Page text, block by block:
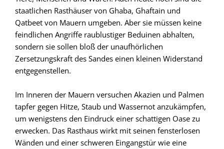
staatlichen Rasthäuser von Ghaba, Ghaftain und
Qatbeet von Mauern umgeben. Aber sie müssen keine
feindlichen Angriffe raublustiger Beduinen abhalten,
sondern sie sollen bloß der unaufhörlichen
Zersetzungskraft des Sandes einen kleinen Widerstand
entgegenstellen.
Im Inneren der Mauern versuchen Akazien und Palmen
tapfer gegen Hitze, Staub und Wassernot anzukämpfen,
um wenigstens den Eindruck einer schattigen Oase zu
erwecken. Das Rasthaus wirkt mit seinen fensterlosen
Wänden und einer schweren Eingangstür wie eine